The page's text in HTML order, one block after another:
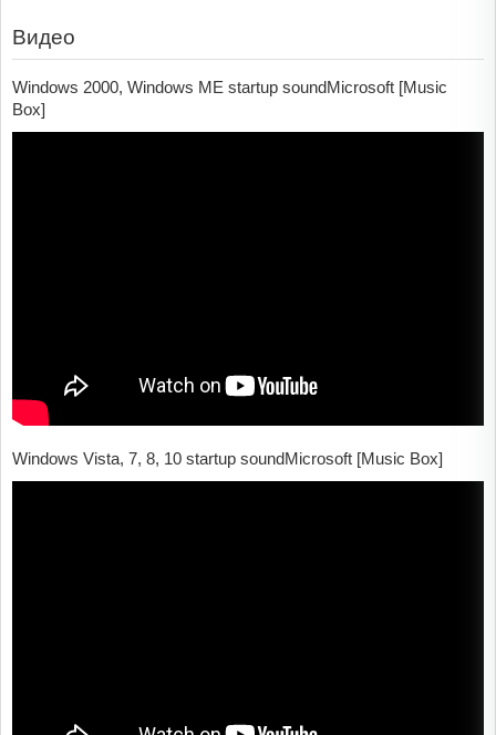
Видео
Windows 2000, Windows ME startup soundMicrosoft [Music
Box]
Windows Vista, 7, 8, 10 startup soundMicrosoft [Music Box]